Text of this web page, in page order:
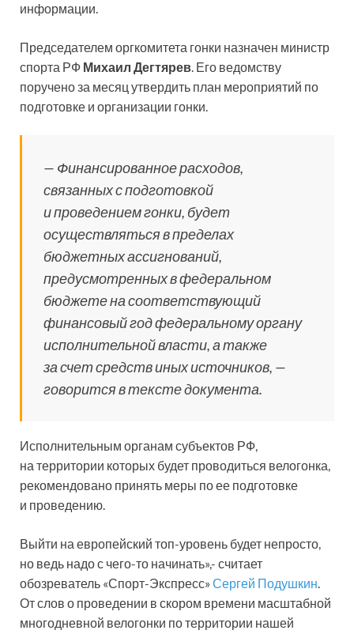
информации.
Председателем оргкомитета гонки назначен министр
спорта РФ Михаил Дегтярев. Его ведомству
поручено за месяц утвердить план мероприятий по
подготовке и организации гонки.
— Финансированное расходов,
связанных с подготовкой
и проведением гонки, будет
осуществляться в пределах
бюджетных ассигнований,
предусмотренных в федеральном
бюджете на соответствующий
финансовый год федеральному органу
исполнительной власти, а также
за счет средств иных источников, —
говорится в тексте документа.
Исполнительным органам субъектов РФ,
на территории которых будет проводиться велогонка,
рекомендовано принять меры по ее подготовке
и проведению.
Выйти на европейский топ-уровень будет непросто,
но ведь надо с чего-то начинать»,- считает
обозреватель «Спорт-Экспресс» Сергей Подушкин.
От слов о проведении в скором времени масштабной
многодневной велогонки по территории нашей